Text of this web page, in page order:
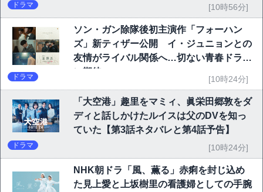
ドラマ [10時56分]
ソン・ガン除隊後初主演作「フォーハン
ズ」新ティザー公開 イ・ジュニョンとの
友情がライバル関係へ…切ない青春ドラマ
に期待
ドラマ [10時24分]
「大空港」趣里をマミィ、眞栄田郷敦をダ
ディと話しかけたルイスは父のDVを知っ
ていた【第3話ネタバレと第4話予告】
ドラマ [10時24分]
NHK朝ドラ「風、薫る」赤痢を封じ込め
た見上愛と上坂樹里の看護婦としての手腕